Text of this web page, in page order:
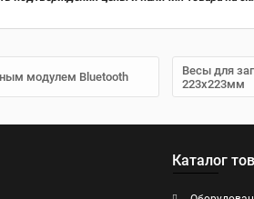
модулем Bluetooth
Весы для
223х223мм
Каталог